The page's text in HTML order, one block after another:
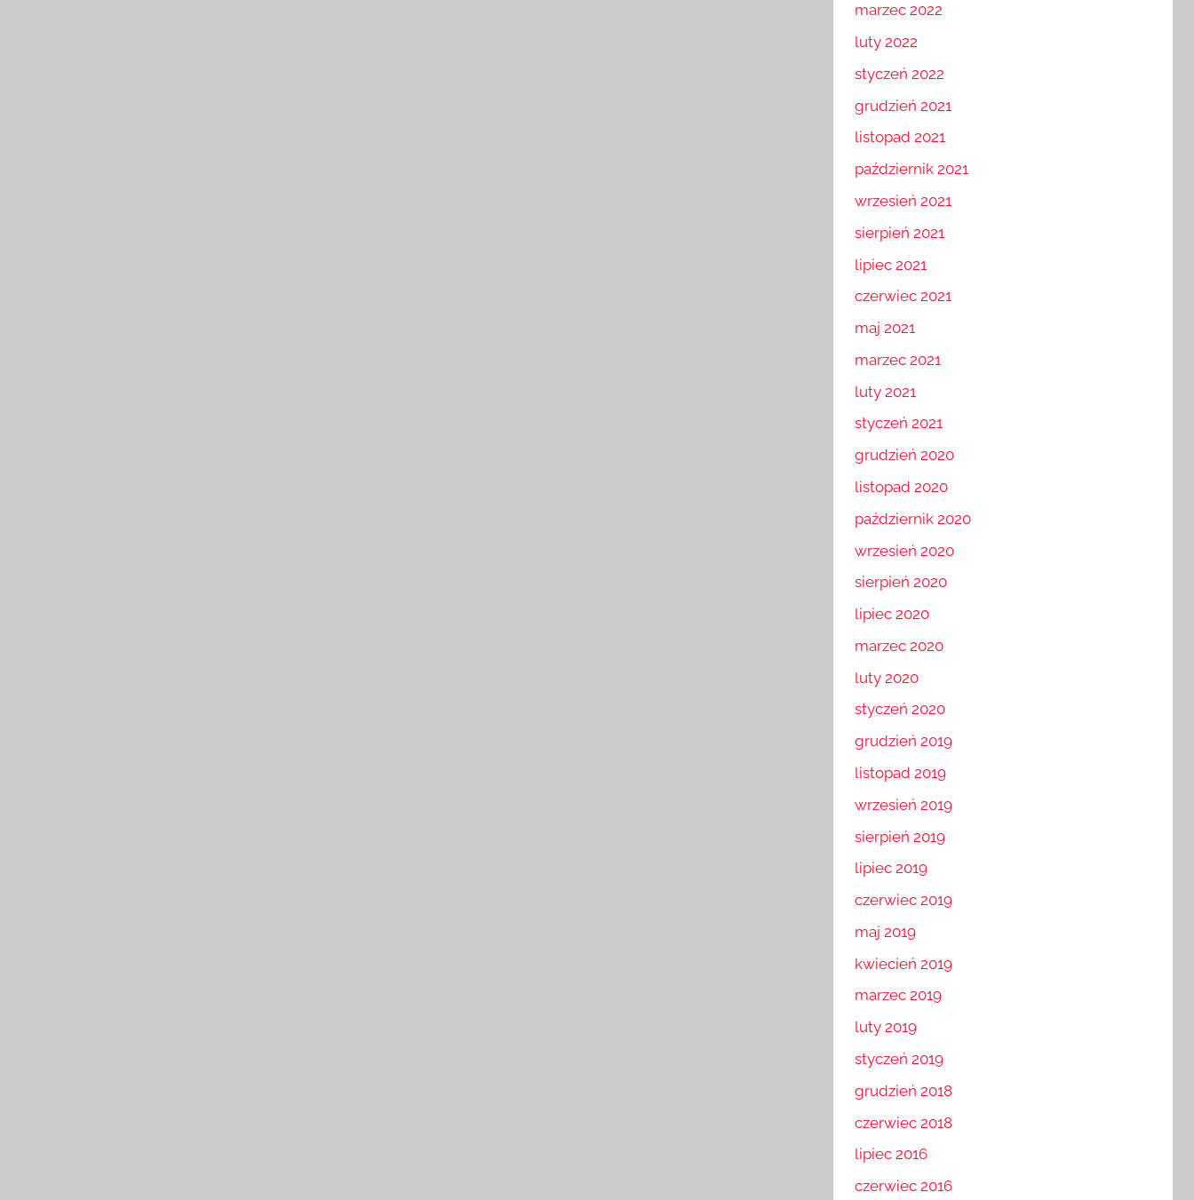
marzec 2022
luty 2022
styczeń 2022
grudzień 2021
listopad 2021
październik 2021
wrzesień 2021
sierpień 2021
lipiec 2021
czerwiec 2021
maj 2021
marzec 2021
luty 2021
styczeń 2021
grudzień 2020
listopad 2020
październik 2020
wrzesień 2020
sierpień 2020
lipiec 2020
marzec 2020
luty 2020
styczeń 2020
grudzień 2019
listopad 2019
wrzesień 2019
sierpień 2019
lipiec 2019
czerwiec 2019
maj 2019
kwiecień 2019
marzec 2019
luty 2019
styczeń 2019
grudzień 2018
czerwiec 2018
lipiec 2016
czerwiec 2016